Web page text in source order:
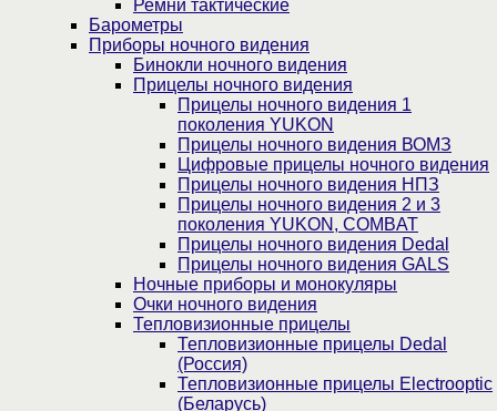
Ремни тактические
Барометры
Приборы ночного видения
Бинокли ночного видения
Прицелы ночного видения
Прицелы ночного видения 1
поколения YUKON
Прицелы ночного видения ВОМЗ
Цифровые прицелы ночного видения
Прицелы ночного видения НПЗ
Прицелы ночного видения 2 и 3
поколения YUKON, COMBAT
Прицелы ночного видения Dedal
Прицелы ночного видения GALS
Ночные приборы и монокуляры
Очки ночного видения
Тепловизионные прицелы
Тепловизионные прицелы Dedal
(Россия)
Тепловизионные прицелы Electrooptic
(Беларусь)